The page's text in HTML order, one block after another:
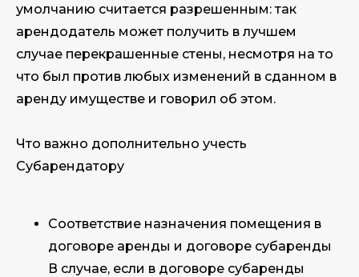
умолчанию считается разрешенным: так
арендодатель может получить в лучшем
случае перекрашенные стены, несмотря на то
что был против любых изменений в сданном в
аренду имуществе и говорил об этом.
Что важно дополнительно учесть
Субарендатору
Соответствие назначения помещения в
договоре аренды и договоре субаренды
В случае, если в договоре субаренды